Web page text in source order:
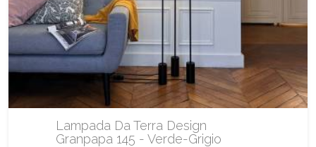
Lampada Da Terra Design
Granpapa 145 - Verde-Grigio